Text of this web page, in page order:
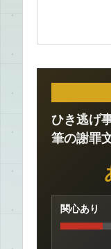
ひき逃げ
筆の謝罪
関心あり